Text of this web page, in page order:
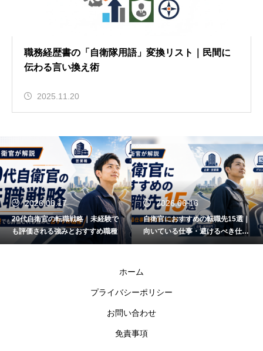
職務経歴書の「自衛隊用語」変換リスト｜民間に
伝わる言い換え術
2025.11.20
2026.06.17
20代自衛官の転職戦略｜未経験で
も評価される強みとおすすめ職種
2026.06.16
自衛官におすすめの転職先15選｜
向いている仕事・避けるべき仕事
も解説
ホーム
プライバシーポリシー
お問い合わせ
免責事項